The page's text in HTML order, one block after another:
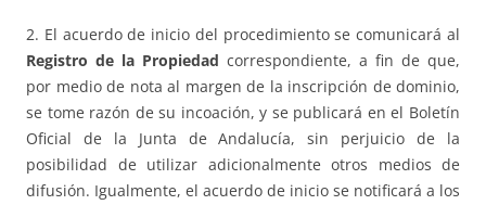
2. El acuerdo de inicio del procedimiento se comunicará al
Registro de la Propiedad correspondiente, a fin de que,
por medio de nota al margen de la inscripción de dominio,
se tome razón de su incoación, y se publicará en el Boletín
Oficial de la Junta de Andalucía, sin perjuicio de la
posibilidad de utilizar adicionalmente otros medios de
difusión. Igualmente, el acuerdo de inicio se notificará a los